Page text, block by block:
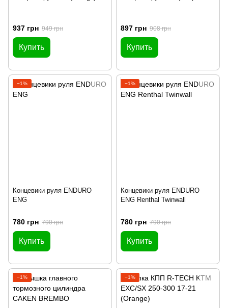
937 грн 949 грн
Купить
897 грн 908 грн
Купить
−1%
Концевики руля ENDURO
ENG
780 грн 790 грн
Купить
−1%
Концевики руля ENDURO
ENG Renthal Twinwall
780 грн 790 грн
Купить
−1% −1%